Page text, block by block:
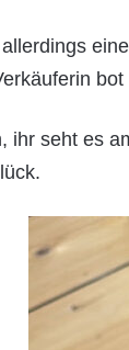
ihr seht es